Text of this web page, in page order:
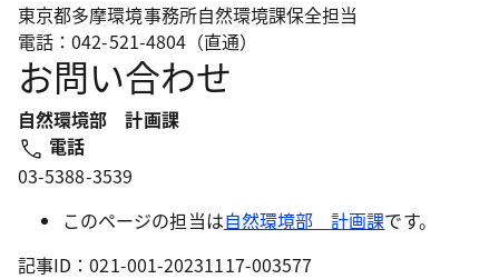
東京都多摩環境事務所自然環境課保全担当
電話：042-521-4804（直通）
お問い合わせ
自然環境部 計画課
電話
03-5388-3539
このページの担当は自然環境部 計画課です。
記事ID：021-001-20231117-003577